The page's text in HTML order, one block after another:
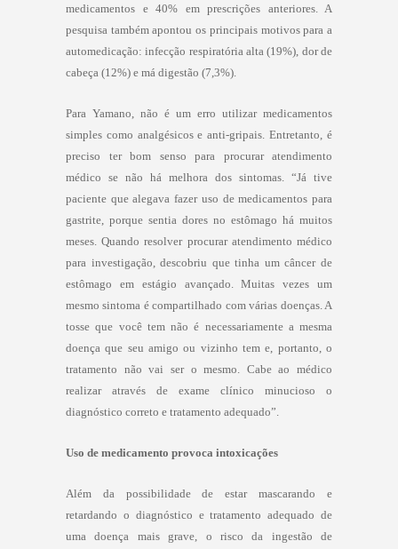
medicamentos e 40% em prescrições anteriores. A
pesquisa também apontou os principais motivos para a
automedicação: infecção respiratória alta (19%), dor de
cabeça (12%) e má digestão (7,3%).
Para Yamano, não é um erro utilizar medicamentos
simples como analgésicos e anti-gripais. Entretanto, é
preciso ter bom senso para procurar atendimento
médico se não há melhora dos sintomas. “Já tive
paciente que alegava fazer uso de medicamentos para
gastrite, porque sentia dores no estômago há muitos
meses. Quando resolver procurar atendimento médico
para investigação, descobriu que tinha um câncer de
estômago em estágio avançado. Muitas vezes um
mesmo sintoma é compartilhado com várias doenças. A
tosse que você tem não é necessariamente a mesma
doença que seu amigo ou vizinho tem e, portanto, o
tratamento não vai ser o mesmo. Cabe ao médico
realizar através de exame clínico minucioso o
diagnóstico correto e tratamento adequado”.
Uso de medicamento provoca intoxicações
Além da possibilidade de estar mascarando e
retardando o diagnóstico e tratamento adequado de
uma doença mais grave, o risco da ingestão de